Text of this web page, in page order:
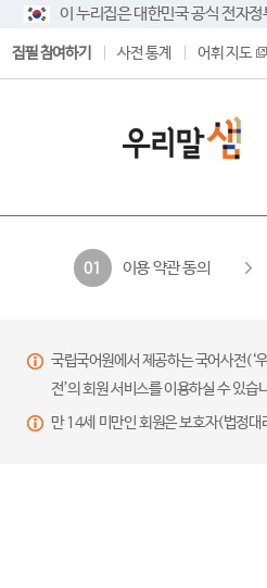
이 누리집은 대한민국 공식 전자
집필 참여하기 사전 통계 어휘 지도
01 이용 약관 동의
국립국어원에서 제공하는 국어사전(‘
전’의 회원 서비스를 이용하실 수 있습
만 14세 미만인 회원은 보호자(법정